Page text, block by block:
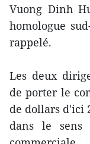
Vuong Dinh
homologue
rappelé.
Les deux
de porter le
de dollars d'ici
dans le